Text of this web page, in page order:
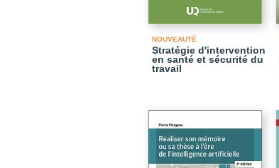
NOUVEAUTÉ
Stratégie d'intervention
en santé et sécurité du
travail